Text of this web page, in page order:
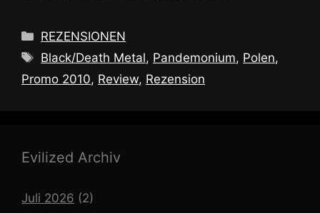
Kategorien
REZENSIONEN
Schlagwörter
Black/Death Metal, Pandemonium, Polen,
Promo 2010, Review, Rezension
Evilized Archiv
Juli 2026 (2)